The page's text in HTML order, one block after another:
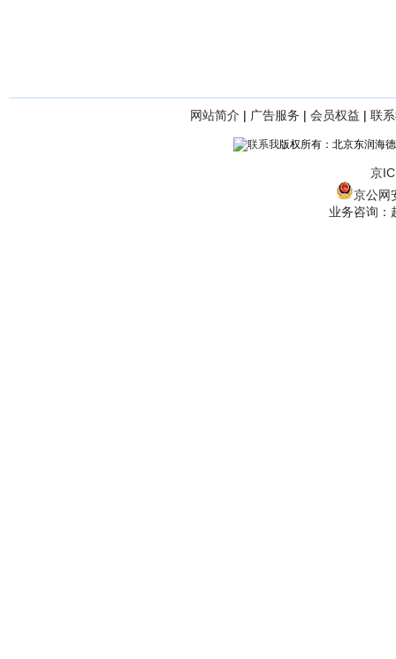
网站简介 | 广告服务 | 会员权益 | 联
版权所有：北京东润海
京
京公网
业务咨询：